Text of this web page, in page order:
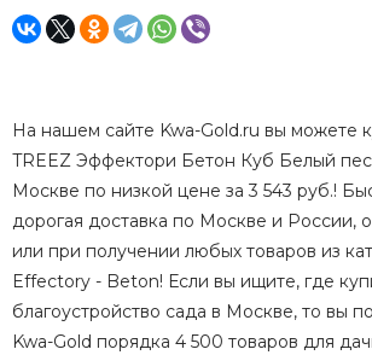
На нашем сайте Kwa-Gold.ru вы можете
TREEZ Эффектори Бетон Куб Белый
Москве по низкой цене за 3 543 руб.!
дорогая доставка по Москве и России,
или при получении любых товаров из
Effectory - Beton! Если вы ищите, где
благоустройство сада в Москве, то вы
Kwa-Gold порядка 4 500 товаров для